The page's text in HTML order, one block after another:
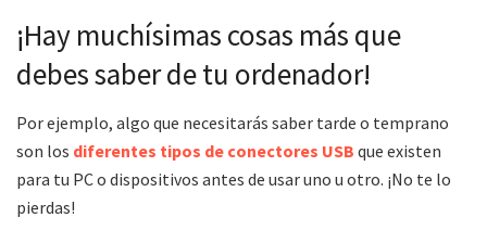
¡Hay muchísimas cosas más que
debes saber de tu ordenador!
Por ejemplo, algo que necesitarás saber tarde o temprano
son los diferentes tipos de conectores USB que existen
para tu PC o dispositivos antes de usar uno u otro. ¡No te lo
pierdas!